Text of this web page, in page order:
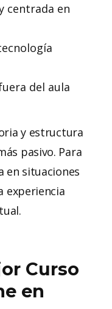
centrada en
del aula
y estructura
pasivo. Para
en situaciones
experiencia
Curso
en